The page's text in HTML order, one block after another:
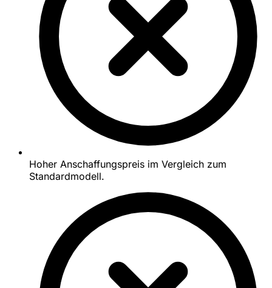
Hoher Anschaffungspreis im Vergleich zum
Standardmodell.